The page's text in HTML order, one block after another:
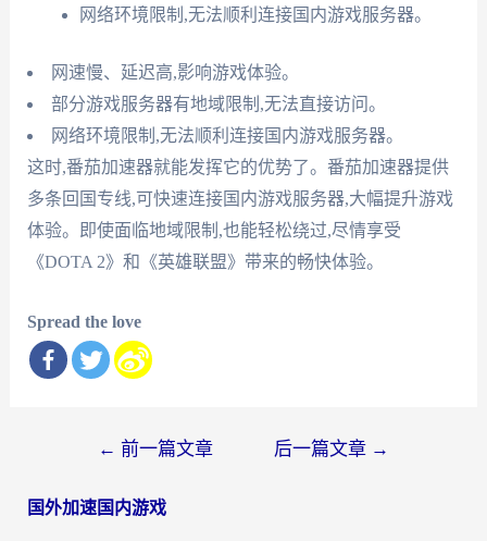
网络环境限制,无法顺利连接国内游戏服务器。
网速慢、延迟高,影响游戏体验。
部分游戏服务器有地域限制,无法直接访问。
网络环境限制,无法顺利连接国内游戏服务器。
这时,番茄加速器就能发挥它的优势了。番茄加速器提供
多条回国专线,可快速连接国内游戏服务器,大幅提升游戏
体验。即使面临地域限制,也能轻松绕过,尽情享受
《DOTA 2》和《英雄联盟》带来的畅快体验。
Spread the love
导
← 前一篇文章 后一篇文章 →
国外加速国内游戏